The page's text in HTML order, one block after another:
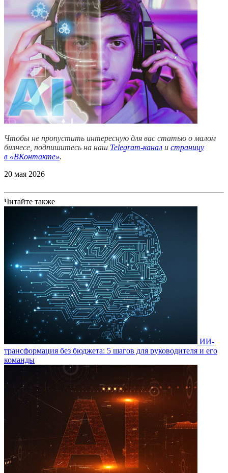
Чтобы не пропустить интересную для вас статью о малом
бизнесе, подпишитесь на наш Telegram-канал и страницу
в «ВКонтакте».
20 мая 2026
Читайте также
ИИ-
трансформация без бюджета: 5 шагов для руководителя и его
команды